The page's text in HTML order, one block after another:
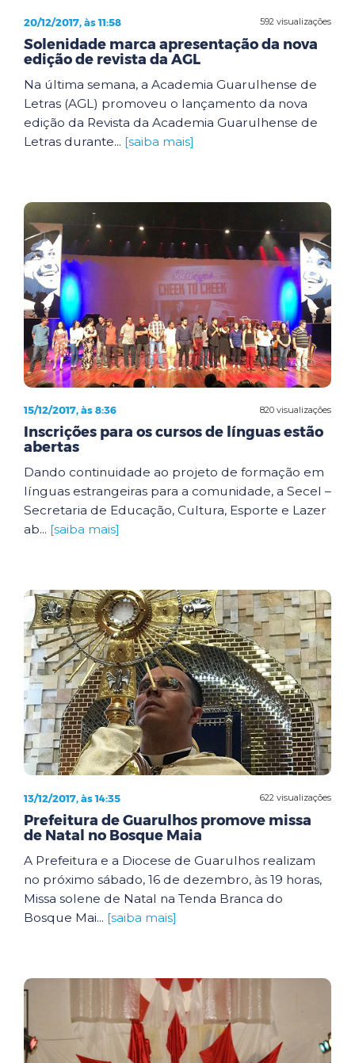
592 visualizações
20/12/2017, às 11:58
Solenidade marca apresentação da nova
edição de revista da AGL
Na última semana, a Academia Guarulhense de
Letras (AGL) promoveu o lançamento da nova
edição da Revista da Academia Guarulhense de
Letras durante... [saiba mais]
820 visualizações
15/12/2017, às 8:36
Inscrições para os cursos de línguas estão
abertas
Dando continuidade ao projeto de formação em
línguas estrangeiras para a comunidade, a Secel –
Secretaria de Educação, Cultura, Esporte e Lazer
ab... [saiba mais]
622 visualizações
13/12/2017, às 14:35
Prefeitura de Guarulhos promove missa
de Natal no Bosque Maia
A Prefeitura e a Diocese de Guarulhos realizam
no próximo sábado, 16 de dezembro, às 19 horas,
Missa solene de Natal na Tenda Branca do
Bosque Mai... [saiba mais]